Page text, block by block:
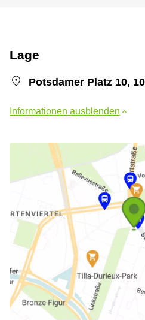
Lage
Potsdamer Platz 10,
Informationen ausblenden